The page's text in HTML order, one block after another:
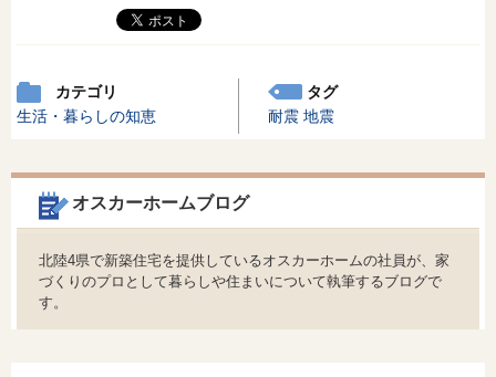
カテゴリ
生活・暮らしの知恵
タグ
耐震 地震
オスカーホームブログ
北陸4県で新築住宅を提供しているオスカーホームの社員が、家
づくりのプロとして暮らしや住まいについて執筆するブログで
す。